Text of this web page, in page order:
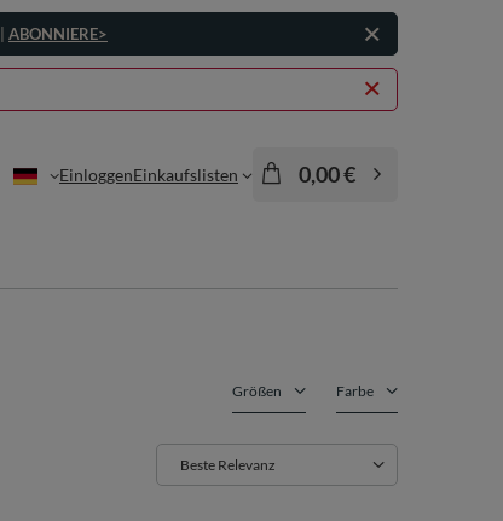
ABONNIERE>
EinloggenEinkaufslisten 0,00 €
Größen Farbe
Sortierung ändern
Beste Relevanz